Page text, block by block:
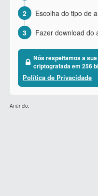
2
Escolha do tipo de
3
Fazer download do
Nós respeitamos a
criptografada em 256
Política de Privacidade
Anúncio: